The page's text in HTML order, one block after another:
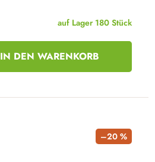
auf Lager 180 Stück
IN DEN WARENKORB
–20 %